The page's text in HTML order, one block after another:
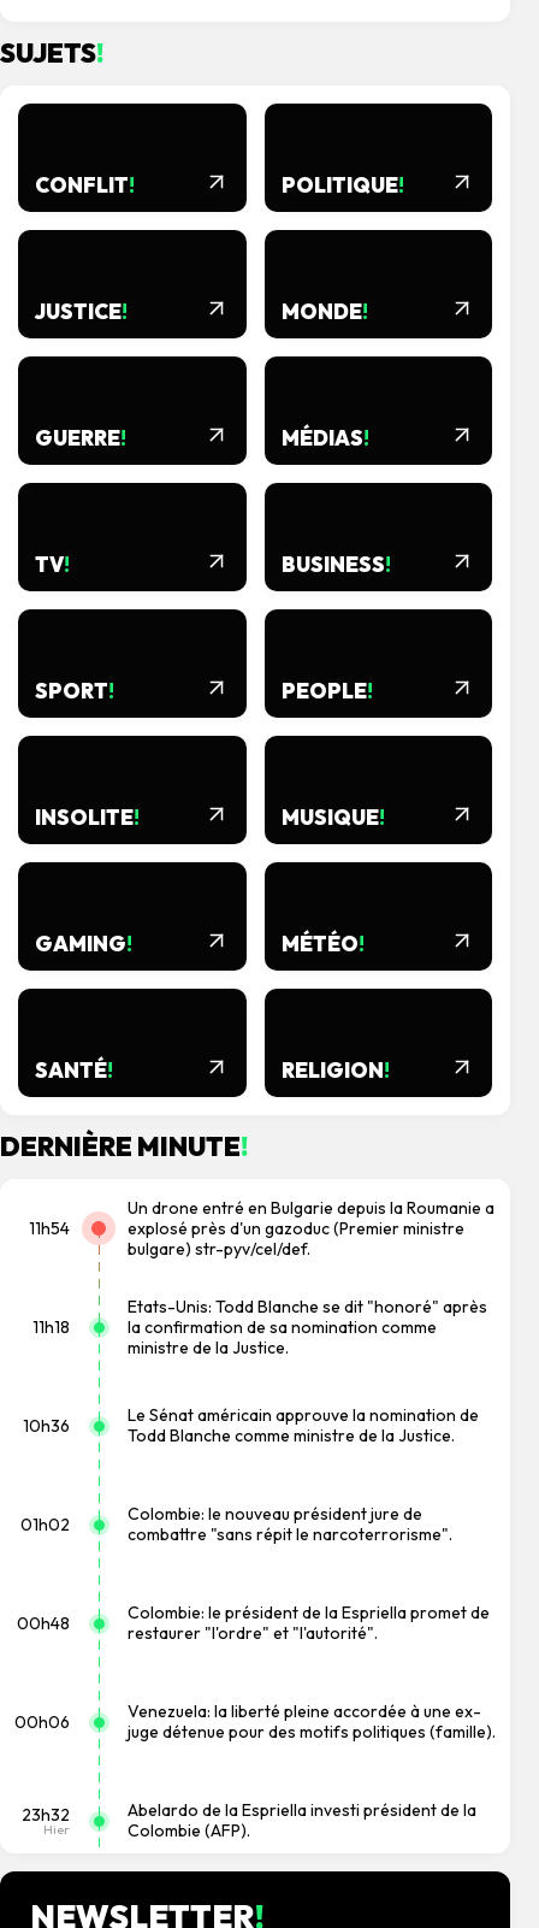
SUJETS!
CONFLIT! POLITIQUE!
JUSTICE! MONDE!
GUERRE! MÉDIAS!
TV! BUSINESS!
SPORT! PEOPLE!
INSOLITE! MUSIQUE!
GAMING! MÉTÉO!
SANTÉ! RELIGION!
DERNIÈRE MINUTE!
11h54
Un drone entré en Bulgarie depuis la Roumanie a
explosé près d'un gazoduc (Premier ministre
bulgare) str-pyv/cel/def.
11h18
Etats-Unis: Todd Blanche se dit "honoré" après
la confirmation de sa nomination comme
ministre de la Justice.
10h36
Le Sénat américain approuve la nomination de
Todd Blanche comme ministre de la Justice.
01h02
Colombie: le nouveau président jure de
combattre "sans répit le narcoterrorisme".
00h48
Colombie: le président de la Espriella promet de
restaurer "l'ordre" et "l'autorité".
00h06
Venezuela: la liberté pleine accordée à une ex-
juge détenue pour des motifs politiques (famille).
23h32
Hier
Abelardo de la Espriella investi président de la
Colombie (AFP).
21h24
L'Espagne impose des contrôles aux frontières
NEWSLETTER!